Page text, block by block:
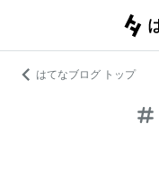
はてなブログ トップ